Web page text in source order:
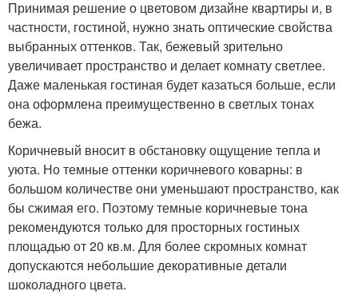
Принимая решение о цветовом дизайне квартиры и, в
частности, гостиной, нужно знать оптические свойства
выбранных оттенков. Так, бежевый зрительно
увеличивает пространство и делает комнату светлее.
Даже маленькая гостиная будет казаться больше, если
она оформлена преимущественно в светлых тонах
бежа.
Коричневый вносит в обстановку ощущение тепла и
уюта. Но темные оттенки коричневого коварны: в
большом количестве они уменьшают пространство, как
бы сжимая его. Поэтому темные коричневые тона
рекомендуются только для просторных гостиных
площадью от 20 кв.м. Для более скромных комнат
допускаются небольшие декоративные детали
шоколадного цвета.